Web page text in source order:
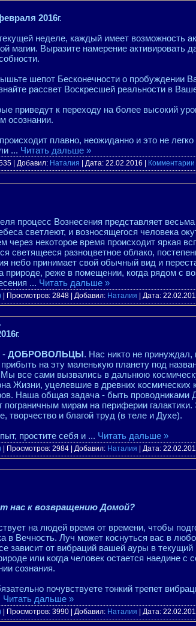
2016г.
неделе, каждый имеет возможность
магии. Выразите намерение активировать
шепот Бесконечности о пробуждении
рассвет Воскресшей реальности в
приведут к переходу на более высокий
осознании.
плавно, неожиданно и это не легко
... Читать дальше »
| Добавил: Наталия | Дата: 22.02.2016 Комментарии
процесс Вознесения представляет
светлеют, и возносящегося человека
через некоторое время происходит яркая
светящееся разноцветное облако,
небо принимает свой обычный вид и
природе, реже в помещении, когда рядом с
... Читать дальше »
| Просмотров: 2848 | Добавил: Наталия | Дата:
г.
- ДОБРОВОЛЬЦЫ. Нас никто не принуждал,
на эту маленькую планету под
Мы все сами вызвались в дальнюю
Жизни, уцелевшие в древних
Наша общая задача - быть проводниками
пограничным мирам на периферии
творчество и благой труд (в теле и Духе).
простите себя и ... Читать дальше »
| Просмотров: 2984 | Добавил: Наталия | Дата:
нас к возвращению Домой?
на людей время от времени, чтобы
в Вечность. Луч может коснуться вас в
зависит от вибраций вашей ауры в
или когда человек остается наедине с
сознания.
почувствуете тонкий трепет
Читать дальше »
| Просмотров: 3990 | Добавил: Наталия | Дата: